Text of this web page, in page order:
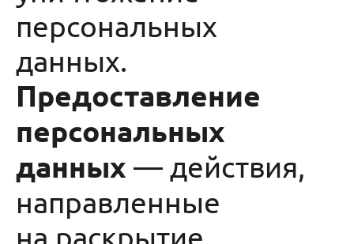
персональных
данных.
Предоставление
персональных
данных — действия,
направленные
на раскрытие